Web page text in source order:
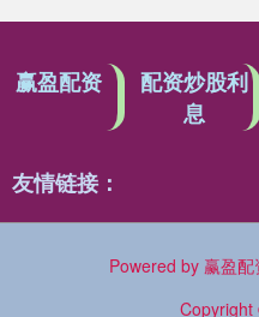
赢盈配资
配资炒股利
息
友情链接：
Powered by 赢盈配
Copyright